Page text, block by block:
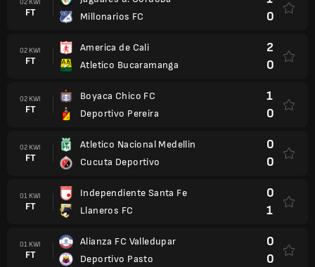
02 KWI
FT
Millonarios FC
0
02 KWI
FT
America de Cali
Atletico Bucaramanga
2
0
02 KWI
FT
Boyaca Chico FC
Deportivo Pereira
1
0
02 KWI
FT
Atletico Nacional Medellin
Cucuta Deportivo
0
0
01 KWI
FT
Independiente Santa Fe
Llaneros FC
0
1
01 KWI
FT
Alianza FC Valledupar
Deportivo Pasto
0
0